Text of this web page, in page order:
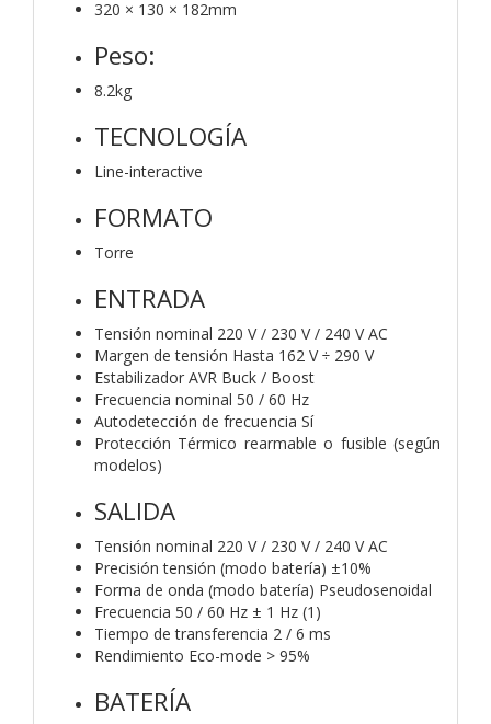
320 × 130 × 182mm
Peso:
8.2kg
TECNOLOGÍA
Line-interactive
FORMATO
Torre
ENTRADA
Tensión nominal 220 V / 230 V / 240 V AC
Margen de tensión Hasta 162 V ÷ 290 V
Estabilizador AVR Buck / Boost
Frecuencia nominal 50 / 60 Hz
Autodetección de frecuencia Sí
Protección Térmico rearmable o fusible (según
modelos)
SALIDA
Tensión nominal 220 V / 230 V / 240 V AC
Precisión tensión (modo batería) ±10%
Forma de onda (modo batería) Pseudosenoidal
Frecuencia 50 / 60 Hz ± 1 Hz (1)
Tiempo de transferencia 2 / 6 ms
Rendimiento Eco-mode > 95%
BATERÍA